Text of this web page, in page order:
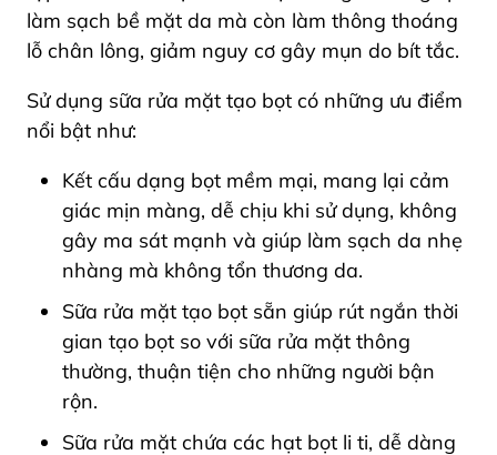
làm sạch bề mặt da mà còn làm thông thoáng
lỗ chân lông, giảm nguy cơ gây mụn do bít tắc.
Sử dụng sữa rửa mặt tạo bọt có những ưu điểm
nổi bật như:
Kết cấu dạng bọt mềm mại, mang lại cảm
giác mịn màng, dễ chịu khi sử dụng, không
gây ma sát mạnh và giúp làm sạch da nhẹ
nhàng mà không tổn thương da.
Sữa rửa mặt tạo bọt sẵn giúp rút ngắn thời
gian tạo bọt so với sữa rửa mặt thông
thường, thuận tiện cho những người bận
rộn.
Sữa rửa mặt chứa các hạt bọt li ti, dễ dàng